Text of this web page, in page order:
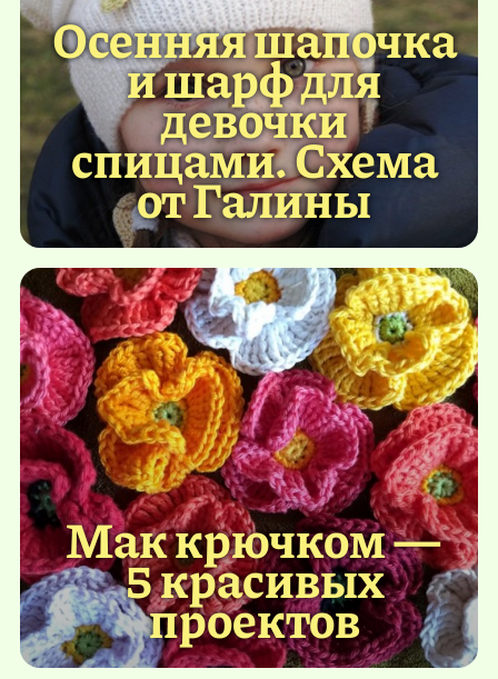
Осенняя шапочка
и шарф для
девочки
спицами. Схема
от Галины
Мак крючком —
5 красивых
проектов